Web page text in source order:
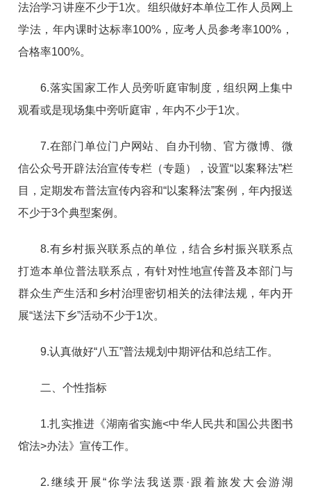
法治学习讲座不少于1次。组织做好本单位工作人员网上
学法，年内课时达标率100%，应考人员参考率100%，
合格率100%。
6.落实国家工作人员旁听庭审制度，组织网上集中
观看或是现场集中旁听庭审，年内不少于1次。
7.在部门单位门户网站、自办刊物、官方微博、微
信公众号开辟法治宣传专栏（专题），设置“以案释法”栏
目，定期发布普法宣传内容和“以案释法”案例，年内报送
不少于3个典型案例。
8.有乡村振兴联系点的单位，结合乡村振兴联系点
打造本单位普法联系点，有针对性地宣传普及本部门与
群众生产生活和乡村治理密切相关的法律法规，年内开
展“送法下乡”活动不少于1次。
9.认真做好“八五”普法规划中期评估和总结工作。
二、个性指标
1.扎实推进《湖南省实施<中华人民共和国公共图书
馆法>办法》宣传工作。
2.继续开展“你学法我送票·跟着旅发大会游湖